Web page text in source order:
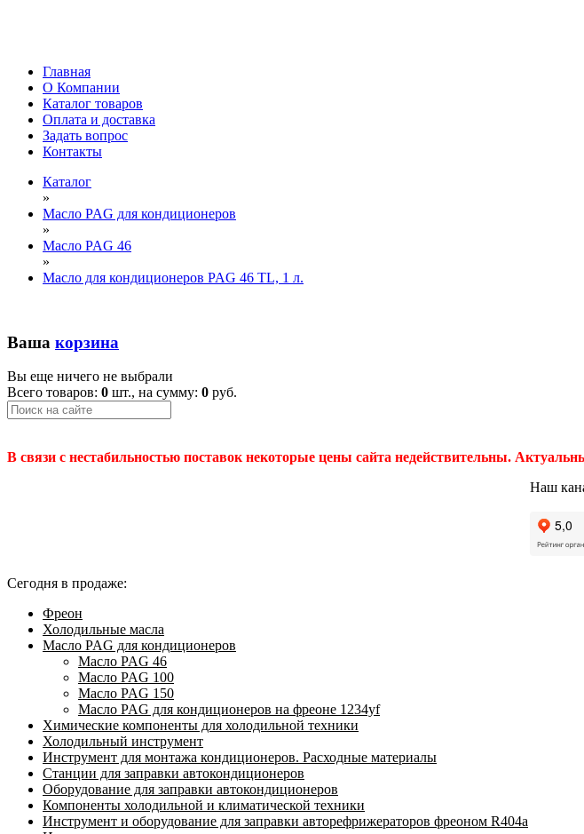
Главная
О Компании
Каталог товаров
Оплата и доставка
Задать вопрос
Контакты
Каталог
»
Масло PAG для кондиционеров
»
Масло PAG 46
»
Масло для кондиционеров PAG 46 TL, 1 л.
Ваша корзина
Вы еще ничего не выбрали
Всего товаров: 0 шт., на сумму: 0 руб.
В связи с нестабильностью поставок некоторые цены сайта недействительны.
Наш
Сегодня в продаже:
Фреон
Холодильные масла
Масло PAG для кондиционеров
Масло PAG 46
Масло PAG 100
Масло PAG 150
Масло PAG для кондиционеров на фреоне 1234yf
Химические компоненты для холодильной техники
Холодильный инструмент
Инструмент для монтажа кондиционеров. Расходные материалы
Станции для заправки автокондиционеров
Оборудование для заправки автокондиционеров
Компоненты холодильной и климатической техники
Инструмент и оборудование для заправки авторефрижераторов фреоном R404a